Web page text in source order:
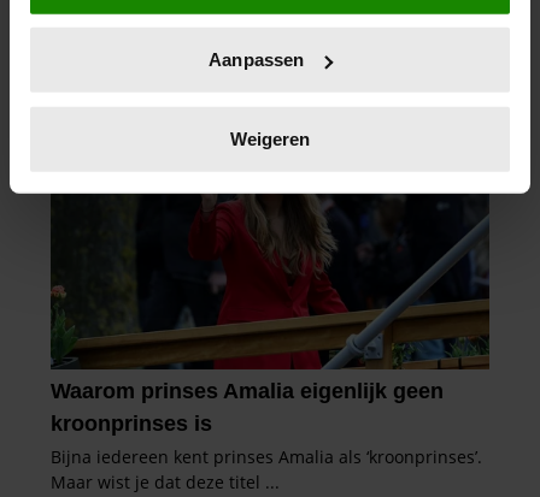
locatie, die tot een paar meter nauwkeurig kan zijn
scannen op specifieke eigenschappen (fingerprinting)
verwerkt en stel uw voorkeuren in het
intrekken in de Cookieverklaring.
We gebruiken cookies om content en advertenties te
personaliseren, om functies voor social media te bieden
en om ons websiteverkeer te analyseren. Ook delen we
informatie over uw gebruik van onze site met onze
partners voor social media, adverteren en analyse. Deze
partners kunnen deze gegevens combineren met andere
informatie die u aan ze heeft verstrekt of die ze hebben
verzameld op basis van uw gebruik van hun services. U
gaat akkoord met onze cookies als u onze website blijft
Aanpassen
Weigeren